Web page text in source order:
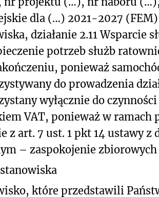
dla (…) 2021-2027
działanie 2.11 Wsparcie
potrzeb służb
ponieważ
do prowadzenia
wyłącznie do
VAT, ponieważ w ramach
z art. 7 ust. 1 pkt 14 ustawy z
– zaspokojenie
które przedstawili